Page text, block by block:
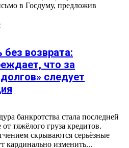
в Госдуму, предложив
без возврата:
что за
следует
банкротства стала последней
тяжёлого груза кредитов.
скрываются серьёзные
кардинально изменить...